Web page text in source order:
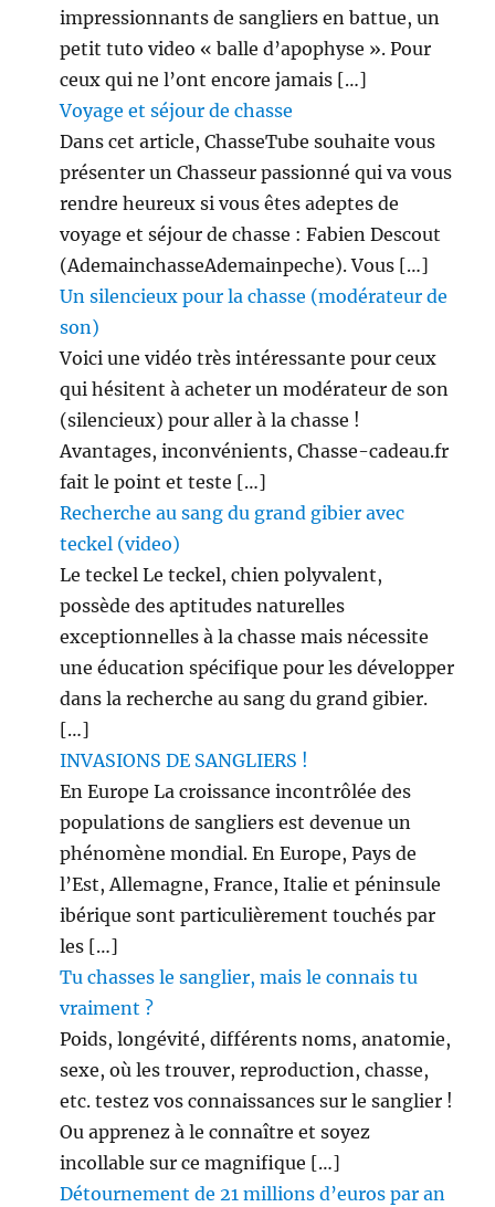
impressionnants de sangliers en battue, un
petit tuto video « balle d’apophyse ». Pour
ceux qui ne l’ont encore jamais […]
Voyage et séjour de chasse
Dans cet article, ChasseTube souhaite vous
présenter un Chasseur passionné qui va vous
rendre heureux si vous êtes adeptes de
voyage et séjour de chasse : Fabien Descout
(AdemainchasseAdemainpeche). Vous […]
Un silencieux pour la chasse (modérateur de
son)
Voici une vidéo très intéressante pour ceux
qui hésitent à acheter un modérateur de son
(silencieux) pour aller à la chasse !
Avantages, inconvénients, Chasse-cadeau.fr
fait le point et teste […]
Recherche au sang du grand gibier avec
teckel (video)
Le teckel Le teckel, chien polyvalent,
possède des aptitudes naturelles
exceptionnelles à la chasse mais nécessite
une éducation spécifique pour les développer
dans la recherche au sang du grand gibier.
[…]
INVASIONS DE SANGLIERS !
En Europe La croissance incontrôlée des
populations de sangliers est devenue un
phénomène mondial. En Europe, Pays de
l’Est, Allemagne, France, Italie et péninsule
ibérique sont particulièrement touchés par
les […]
Tu chasses le sanglier, mais le connais tu
vraiment ?
Poids, longévité, différents noms, anatomie,
sexe, où les trouver, reproduction, chasse,
etc. testez vos connaissances sur le sanglier !
Ou apprenez à le connaître et soyez
incollable sur ce magnifique […]
Détournement de 21 millions d’euros par an